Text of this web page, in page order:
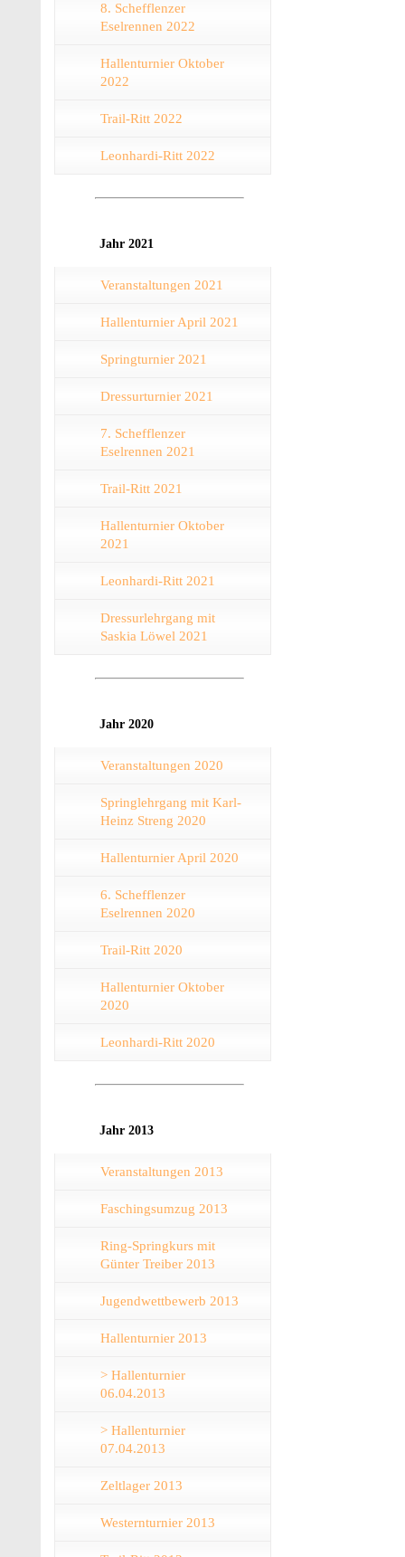
8. Schefflenzer
Eselrennen 2022
Hallenturnier Oktober
2022
Trail-Ritt 2022
Leonhardi-Ritt 2022
Jahr 2021
Veranstaltungen 2021
Hallenturnier April 2021
Springturnier 2021
Dressurturnier 2021
7. Schefflenzer
Eselrennen 2021
Trail-Ritt 2021
Hallenturnier Oktober
2021
Leonhardi-Ritt 2021
Dressurlehrgang mit
Saskia Löwel 2021
Jahr 2020
Veranstaltungen 2020
Springlehrgang mit Karl-
Heinz Streng 2020
Hallenturnier April 2020
6. Schefflenzer
Eselrennen 2020
Trail-Ritt 2020
Hallenturnier Oktober
2020
Leonhardi-Ritt 2020
Jahr 2013
Veranstaltungen 2013
Faschingsumzug 2013
Ring-Springkurs mit
Günter Treiber 2013
Jugendwettbewerb 2013
Hallenturnier 2013
> Hallenturnier
06.04.2013
> Hallenturnier
07.04.2013
Zeltlager 2013
Westernturnier 2013